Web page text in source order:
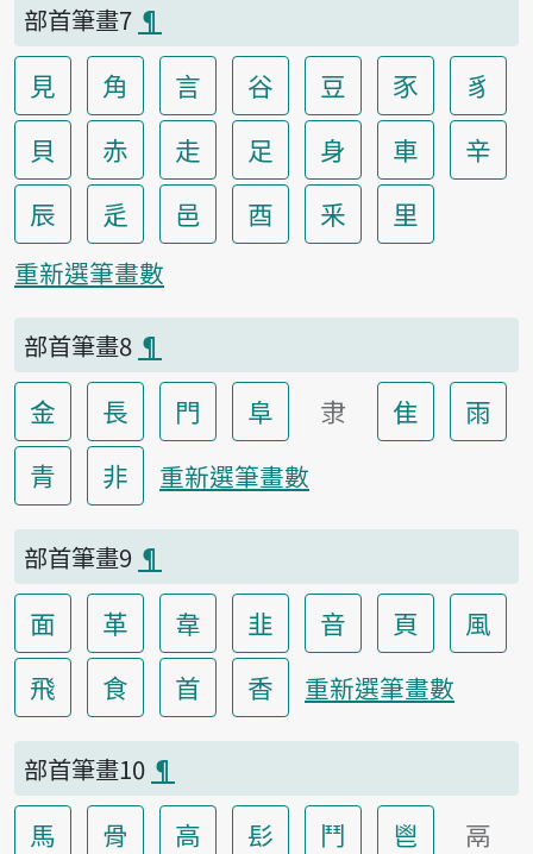
部首筆畫7 ¶
見 角 言 谷 豆 豕
豸
貝
赤 走 足 身 車
辛
辰
辵 邑 酉 釆 里
重新選筆畫數
部首筆畫8 ¶
金 長 門 阜 隶 隹
雨
青
非 重新選筆畫數
部首筆畫9 ¶
面 革 韋 韭 音 頁
風
飛
食 首 香 重新選筆畫數
部首筆畫10 ¶
馬 骨 高 髟 鬥 鬯
鬲